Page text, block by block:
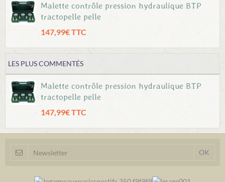
Malette contrôle pression hydraulique BTP
tractopelle pelle
147,99€ TTC
LES PLUS COMMENTÉS
Malette contrôle pression hydraulique BTP
tractopelle pelle
147,99€ TTC